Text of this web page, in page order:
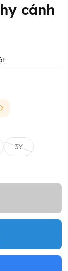
cánh
3Y